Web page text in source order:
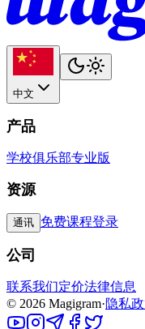
中文
产品
学校俱乐部专业版
资源
通讯 免费课程登录
公司
联系我们定价法律信息
© 2026 Magigram·隐私